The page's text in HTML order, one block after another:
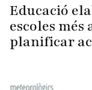
Educació
escoles
planificar